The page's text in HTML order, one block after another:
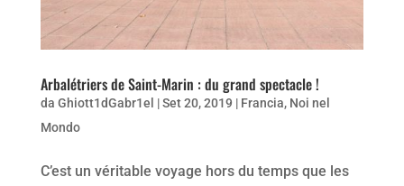
Arbalétriers de Saint-Marin : du grand spectacle !
da Ghiott1dGabr1el |Set 20, 2019 | Francia, Noi nel
Mondo
C’est un véritable voyage hors du temps que les